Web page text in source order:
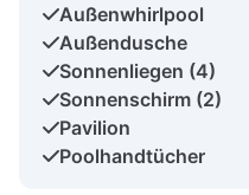
Außenwhirlpool
Außendusche
Sonnenliegen (4)
Sonnenschirm (2)
Pavilion
Poolhandtücher